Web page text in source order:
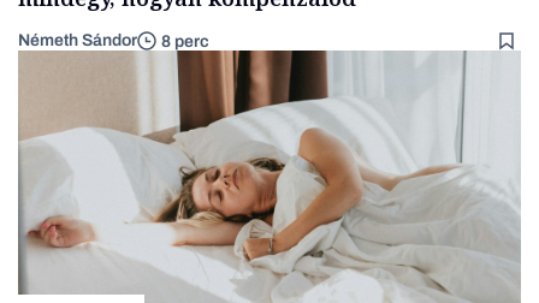
Németh Sándor 8 perc